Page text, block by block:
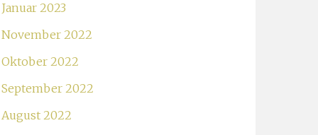
Januar 2023
November 2022
Oktober 2022
September 2022
August 2022